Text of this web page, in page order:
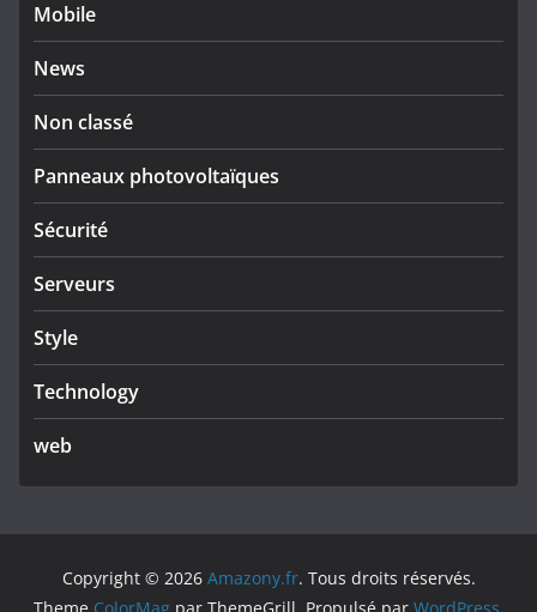
Mobile
News
Non classé
Panneaux photovoltaïques
Sécurité
Serveurs
Style
Technology
web
Copyright © 2026 Amazony.fr. Tous droits réservés.